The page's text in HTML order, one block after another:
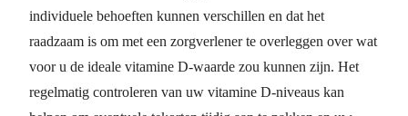
individuele behoeften kunnen verschillen en dat het
raadzaam is om met een zorgverlener te overleggen over wat
voor u de ideale vitamine D-waarde zou kunnen zijn. Het
regelmatig controleren van uw vitamine D-niveaus kan